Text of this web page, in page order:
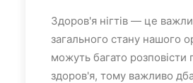
positioneert Casino Lab
betrouwbare speler in de
gokindustrie.
Здоров'я нігтів — це
загального стану нашого
можуть багато розповісти
здоров'я, тому важливо